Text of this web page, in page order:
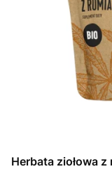
Herbata ziołowa